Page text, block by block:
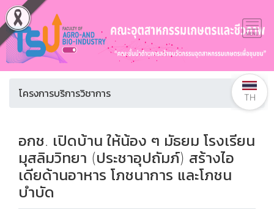
โครงการบริการวิชาการ
อกช. เปิดบ้าน ให้น้อง ๆ มัธยม โรงเรียน
มุสลิมวิทยา (ประชาอุปถัมภ์) สร้างไอ
เดียด้านอาหาร โภชนาการ และโภชน
บำบัด
TH